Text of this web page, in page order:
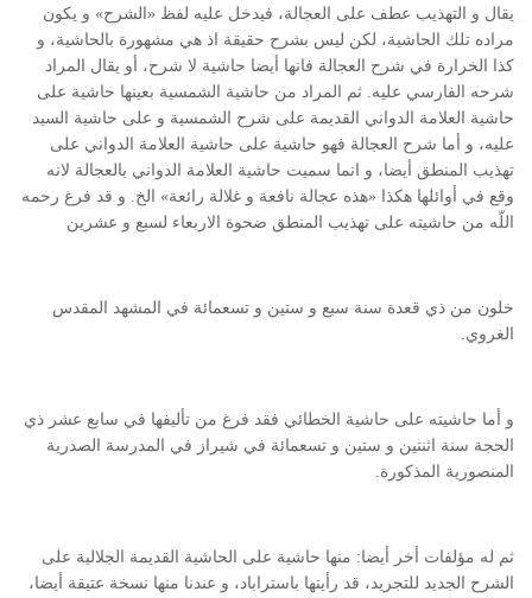
يقال و التهذيب عطف على العجالة، فيدخل عليه لفظ «الشرح» و يكون
مراده تلك الحاشية، لكن ليس بشرح حقيقة اذ هي مشهورة بالحاشية، و
كذا الخرارة في شرح العجالة فانها أيضا حاشية لا شرح، أو يقال المراد
شرحه الفارسي عليه. ثم المراد من حاشية الشمسية بعينها حاشية على
حاشية العلامة الدواني القديمة على شرح الشمسية و على حاشية السيد
عليه، و أما شرح العجالة فهو حاشية على حاشية العلامة الدواني على
تهذيب المنطق أيضا، و انما سميت حاشية العلامة الدواني بالعجالة لانه
وقع في أوائلها هكذا «هذه عجالة نافعة و غلالة رائعة» الخ. و قد فرغ رحمه
اللّه من حاشيته على تهذيب المنطق ضحوة الاربعاء لسبع و عشرين
خلون من ذي قعدة سنة سبع و ستين و تسعمائة في المشهد المقدس
الغروي.
و أما حاشيته على حاشية الخطائي فقد فرغ من تأليفها في سابع عشر ذي
الحجة سنة اثنتين و ستين و تسعمائة في شيراز في المدرسة الصدرية
المنصورية المذكورة.
ثم له مؤلفات أخر أيضا: منها حاشية على الحاشية القديمة الجلالية على
الشرح الجديد للتجريد، قد رأيتها باستراباد، و عندنا منها نسخة عتيقة أيضا،